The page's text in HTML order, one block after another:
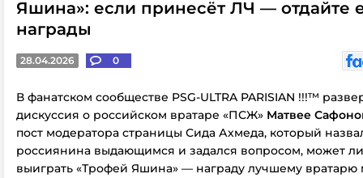
Яшина»: если принесёт ЛЧ — отдайте
награды
28.04.2026 0
В фанатском сообществе PSG-ULTRA PARISIAN !!!™
дискуссия о российском вратаре «ПСЖ» Матвее
пост модератора страницы Сида Ахмеда, который
россиянина выдающимся и задался вопросом, может
выиграть «Трофей Яшина» — награду лучшему вратарю